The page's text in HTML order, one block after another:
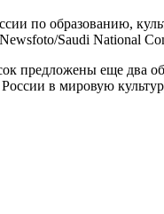
по образованию,
Saudi National
еще два
в мировую